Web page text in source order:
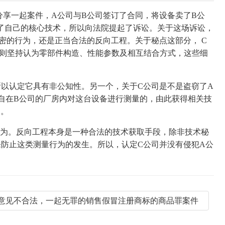
一起案件，A公司与B公司签订了合同，将设备卖了B公
己的核心技术，所以向法院提起了诉讼。关于这场诉讼，
行为，还是正当合法的反向工程。关于秘点这部分， C
坚持认为零部件构造、性能参数及相互结合方式，这些细
认定它具有非公知性。另一个，关于C公司是不是盗窃了A
B公司的厂房内对这台设备进行测量的，由此获得相关技
。反向工程本身是一种合法的技术获取手段，除非技术秘
止这类测量行为的发生。所以，认定C公司并没有侵犯A公
见不合法，一起无罪的销售假冒注册商标的商品罪案件